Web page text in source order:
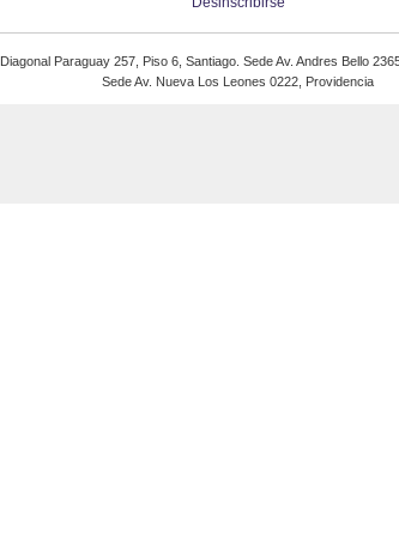
Diagonal Paraguay 257, Piso 6, Santiago. Sede Av. Andres Bello
Sede Av. Nueva Los Leones 0222, Providencia